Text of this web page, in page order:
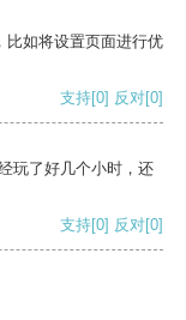
比如将设置页面进行优
支持[0] 反对[0]
玩了好几个小时，还
支持[0] 反对[0]